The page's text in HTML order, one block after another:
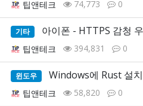
팁앤테크 74,773 0
기타 아이폰 - HTTPS 감청
팁앤테크 394,831 0
윈도우 Windows에 Rust 설
팁앤테크 58,820 0